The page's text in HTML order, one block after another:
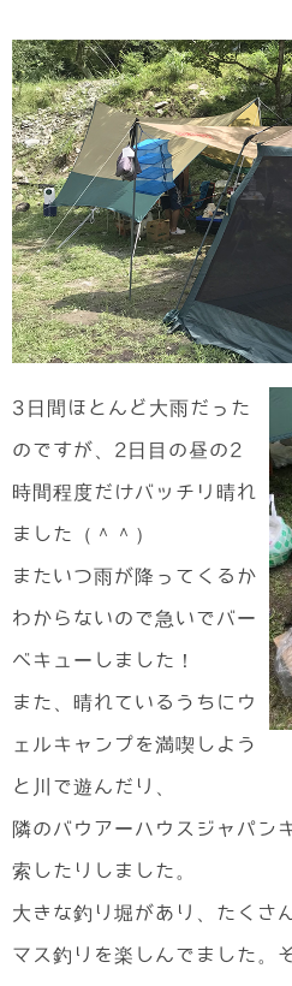
3日間ほとんど大雨だった
のですが、2日目の昼の2
時間程度だけバッチリ晴れ
ました（＾＾）
またいつ雨が降ってくるか
わからないので急いでバー
ベキューしました！
また、晴れているうちにウ
ェルキャンプを満喫しよう
と川で遊んだり、
隣のバウアーハウスジャパン
索したりしました。
大きな釣り堀があり、たくさ
マス釣りを楽しんでました。